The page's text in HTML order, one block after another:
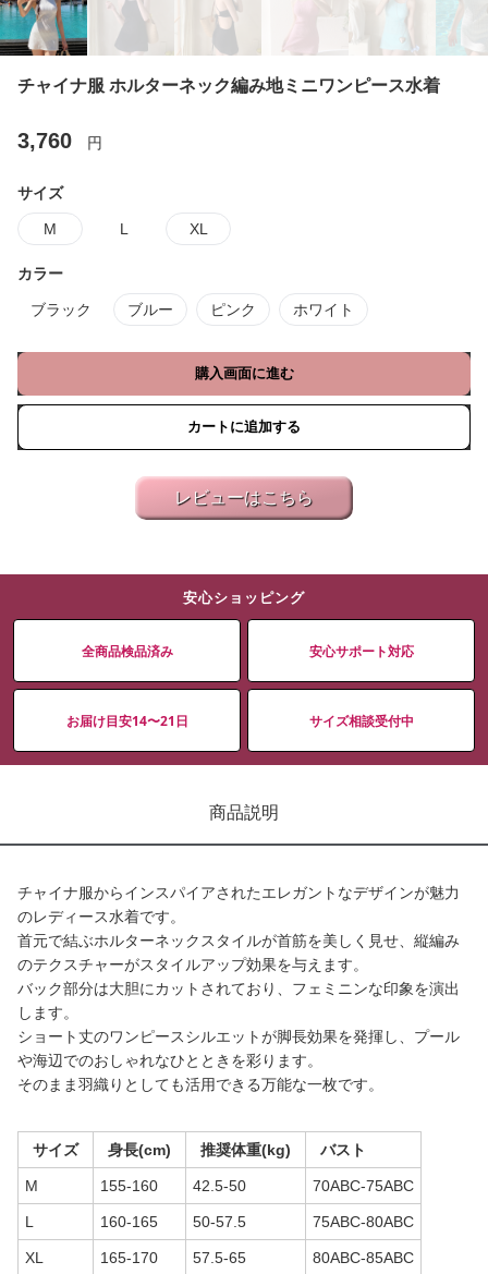
チャイナ服 ホルターネック編み地ミニワンピース水着
3,760 円
サイズ
M L XL
カラー
ブラック ブルー ピンク ホワイト
購入画面に進む
カートに追加する
レビューはこちら
安心ショッピング
全商品検品済み 安心サポート対応
お届け目安14〜21日 サイズ相談受付中
商品説明
チャイナ服からインスパイアされたエレガントなデザインが魅力
のレディース水着です。
首元で結ぶホルターネックスタイルが首筋を美しく見せ、縦編み
のテクスチャーがスタイルアップ効果を与えます。
バック部分は大胆にカットされており、フェミニンな印象を演出
します。
ショート丈のワンピースシルエットが脚長効果を発揮し、プール
や海辺でのおしゃれなひとときを彩ります。
そのまま羽織りとしても活用できる万能な一枚です。
サイズ 身長(cm) 推奨体重(kg) バスト
M 155-160 42.5-50 70ABC-75ABC
L 160-165 50-57.5 75ABC-80ABC
XL 165-170 57.5-65 80ABC-85ABC